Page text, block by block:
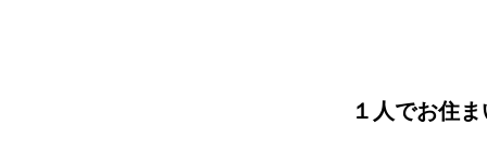
１人でお住